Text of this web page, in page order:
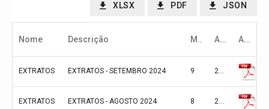
XLSX PDF JSON
Nome Descrição Mês Ano Arquivo
EXTRATOS EXTRATOS - SETEMBRO 2024 9 2024
EXTRATOS EXTRATOS - AGOSTO 2024 8 2024